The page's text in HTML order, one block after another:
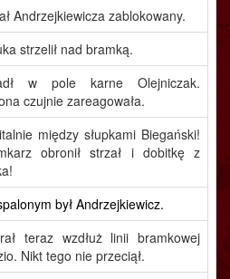
Andrzejkiewicza zablokowany.
strzelił nad bramką.
w pole karne Olejniczak.
czujnie zareagowała.
między słupkami Biegański!
obronił strzał i dobitkę z
był Andrzejkiewicz.
teraz wzdłuż linii bramkowej
Nikt tego nie przeciął.